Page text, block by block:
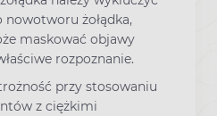
nowotworu żołądka,
maskować objawy
rozpoznanie.
przy stosowaniu
z ciężkimi